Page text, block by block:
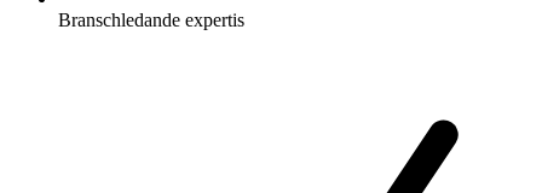
Branschledande expertis